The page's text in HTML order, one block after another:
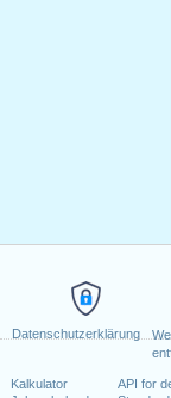
Datenschutzerklärung
Kalkulator
API for
11, 2021
11, 2021
Dezember 24,